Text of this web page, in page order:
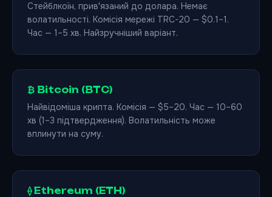
Стейблкоїн, прив'язаний до долара. Немає
волатильності. Комісія мережі TRC-20 — $0.1–1.
Час — 1–5 хв. Найзручніший варіант.
₿ Bitcoin (BTC)
Найвідоміша крипта. Комісія — $5–20. Час — 10–60
хв (1–3 підтвердження). Волатильність може
вплинути на суму.
⟠ Ethereum (ETH)